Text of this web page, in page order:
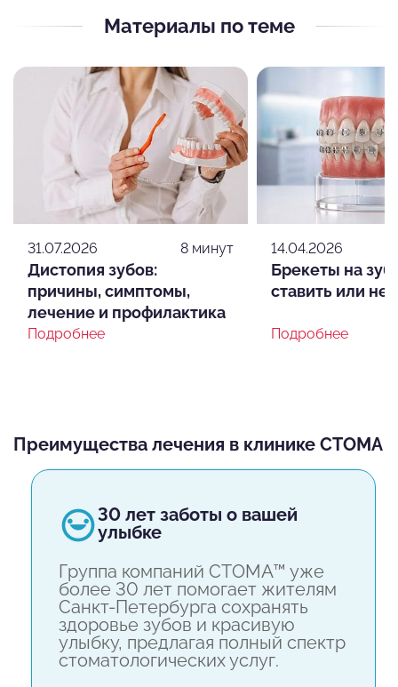
EUROKAPPA.
Кантаев, Академия EUROKAPPA.
2022 г. Санкт-Петербургский институт
стоматологии последипломного
образования. Заведующий кафедрой
ортодонтии Фадеев Р.А. Ординатура по
специальности "Ортодонтия".
2023 г. "Первые шаги в развитии успешной
2023 г. "Применение системы элайнеров в
комплексном лечении пациентов с ДВНЧС"
Flexi ligner г. Санкт-Петербург.
2023 г. "Анализ и диагностика в программе
как модификация роста лицевого скелета".
DR. YSGoltsova.
теме "II класс от А до Я". Ormco г. Санкт-
Петербург.
2024 г. "Интеграция КЛКТ при цифровом
планировании Элайн-терапии". Flexi ligner г.
Москва.
2024 г. "Современный взгляд на лечение
детей". Ormco г. Санкт-Петербург.
Материалы по теме
31.07.2026 8 минут
Дистопия зубов:
причины, симптомы,
лечение и профилактика
Подробнее
14.04.2026
Брекеты на
ставить или
Подробнее
Преимущества лечения в клинике СТОМА
30 лет заботы о вашей
улыбке
Группа компаний СТОМА™ уже
более 30 лет помогает жителям
Санкт-Петербурга сохранять
здоровье зубов и красивую
улыбку, предлагая полный спектр
стоматологических услуг.